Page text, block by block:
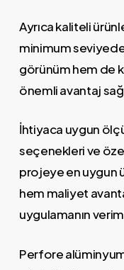
Ayrıca kaliteli
minimum
görünüm hem de
önemli avantaj
İhtiyaca uygun
seçenekleri ve
projeye en uygun
hem maliyet
uygulamanın
Perfore